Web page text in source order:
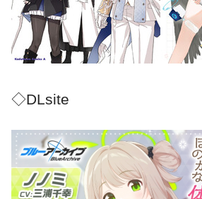
◇DLsite